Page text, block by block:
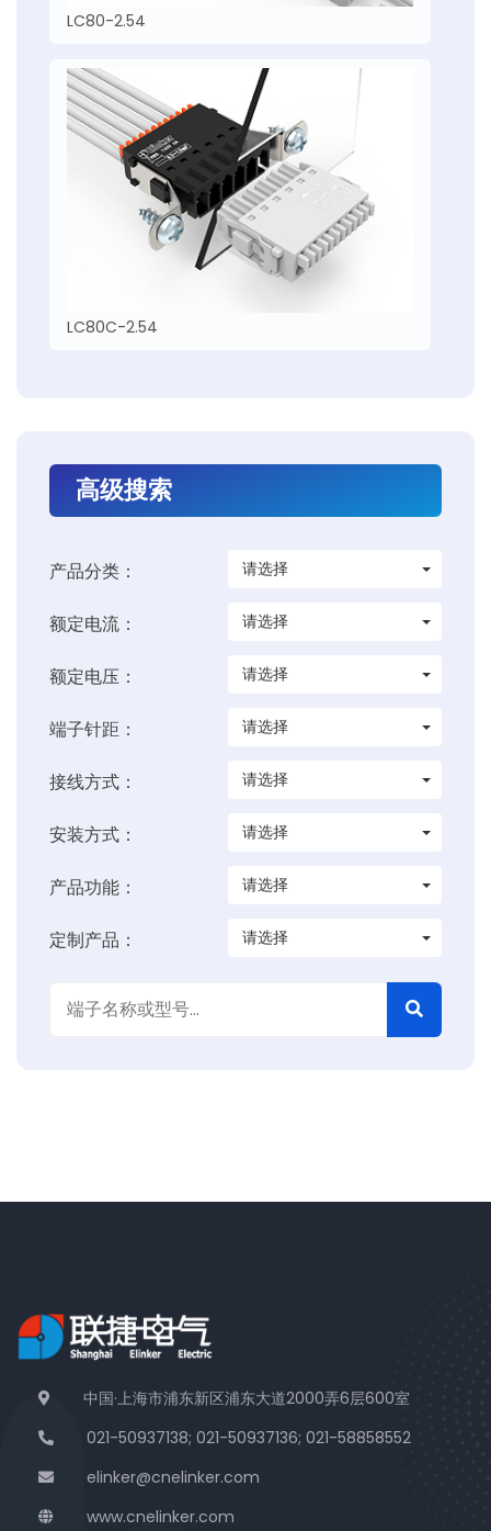
LC80-2.54
LC80C-2.54
高级搜索
产品分类： 请选择
额定电流： 请选择
额定电压： 请选择
端子针距： 请选择
接线方式： 请选择
安装方式： 请选择
产品功能： 请选择
定制产品： 请选择
中国·上海市浦东新区浦东大道2000弄6层600室
021-50937138; 021-50937136; 021-58858552
elinker@cnelinker.com
www.cnelinker.com